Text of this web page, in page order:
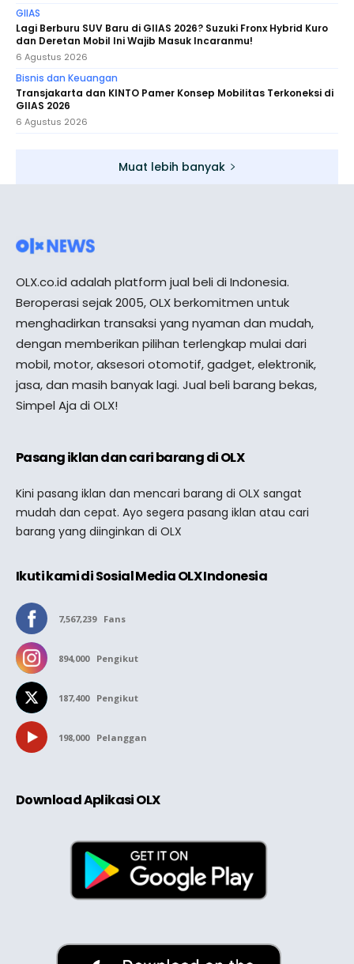
GIIAS
Lagi Berburu SUV Baru di GIIAS 2026? Suzuki Fronx Hybrid Kuro
dan Deretan Mobil Ini Wajib Masuk Incaranmu!
6 Agustus 2026
Bisnis dan Keuangan
Transjakarta dan KINTO Pamer Konsep Mobilitas Terkoneksi di
GIIAS 2026
6 Agustus 2026
Muat lebih banyak
OLX.co.id adalah platform jual beli di Indonesia.
Beroperasi sejak 2005, OLX berkomitmen untuk
menghadirkan transaksi yang nyaman dan mudah,
dengan memberikan pilihan terlengkap mulai dari
mobil, motor, aksesori otomotif, gadget, elektronik,
jasa, dan masih banyak lagi. Jual beli barang bekas,
Simpel Aja di OLX!
Pasang iklan dan cari barang di OLX
Kini pasang iklan dan mencari barang di OLX sangat
mudah dan cepat. Ayo segera pasang iklan atau cari
barang yang diinginkan di OLX
Ikuti kami di Sosial Media OLX Indonesia
7,567,239 Fans
894,000 Pengikut
187,400 Pengikut
198,000 Pelanggan
Download Aplikasi OLX